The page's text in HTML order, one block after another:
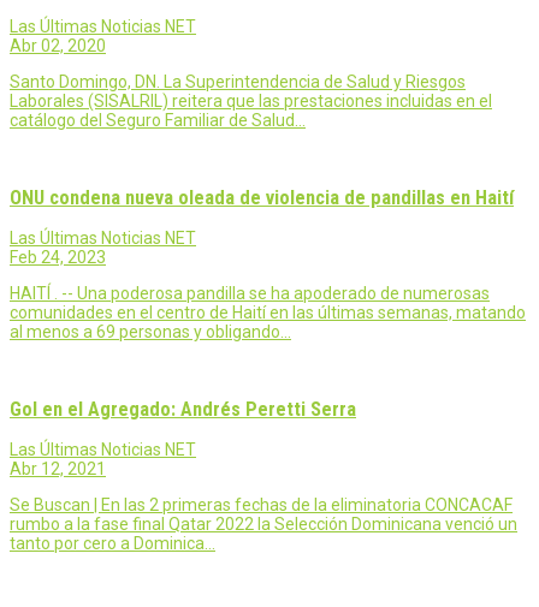
Las Últimas Noticias NET
Abr 02, 2020
Santo Domingo, DN. La Superintendencia de Salud y Riesgos
Laborales (SISALRIL) reitera que las prestaciones incluidas en el
catálogo del Seguro Familiar de Salud…
ONU condena nueva oleada de violencia de pandillas en Haití
Las Últimas Noticias NET
Feb 24, 2023
HAITÍ . -- Una poderosa pandilla se ha apoderado de numerosas
comunidades en el centro de Haití en las últimas semanas, matando
al menos a 69 personas y obligando…
Gol en el Agregado: Andrés Peretti Serra
Las Últimas Noticias NET
Abr 12, 2021
Se Buscan | En las 2 primeras fechas de la eliminatoria CONCACAF
rumbo a la fase final Qatar 2022 la Selección Dominicana venció un
tanto por cero a Dominica…